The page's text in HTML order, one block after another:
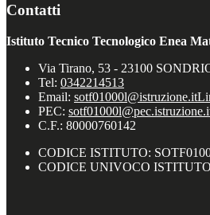
Contatti
Istituto Tecnico Tecnologico Enea
Via Tirano, 53 - 23100
Tel: 0342214513
Email: sotf01000l@istruzione.it
PEC:
C.F.: 80000760142
CODICE ISTITUTO:
CODICE UNIVOCO